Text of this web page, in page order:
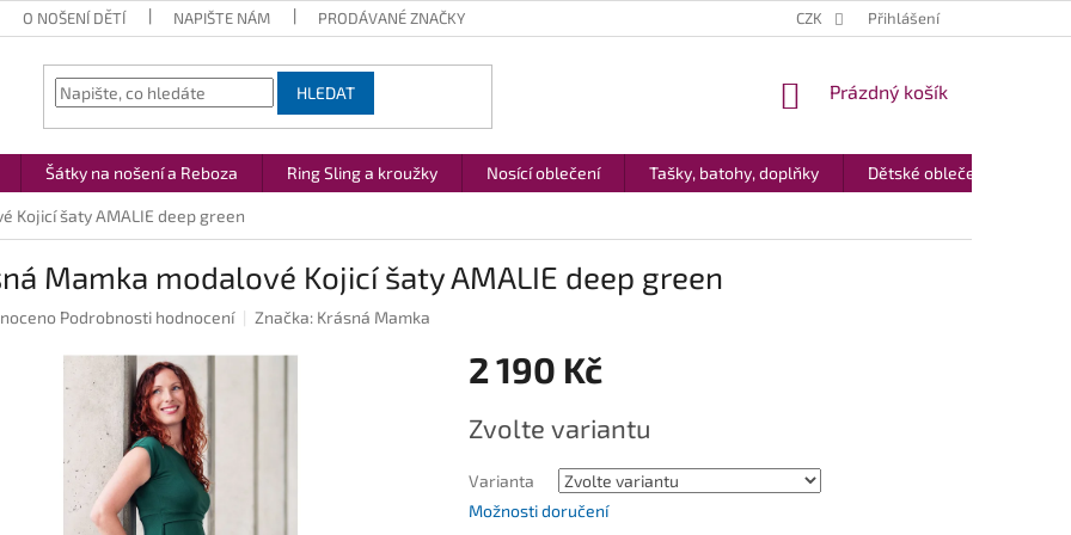
O NOŠENÍ DĚTÍ NAPIŠTE NÁM PRODÁVANÉ ZNAČKY CZK Přihlášení
HLEDAT
NÁKUPNÍ
Prázdný košík
Šátky na nošení a Reboza Ring Sling a kroužky Nosící oblečení Tašky, batohy, doplňky Dětské oblečení
Kojicí šaty AMALIE deep green
Mamka modalové Kojicí šaty AMALIE deep green
Podrobnosti hodnocení Značka: Krásná Mamka
2 190 Kč
cena:
Zvolte variantu
Varianta
Možnosti doručení